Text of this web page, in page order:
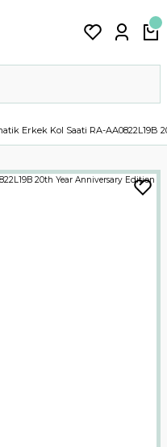
Erkek Kol Saati RA-AA0822L19B